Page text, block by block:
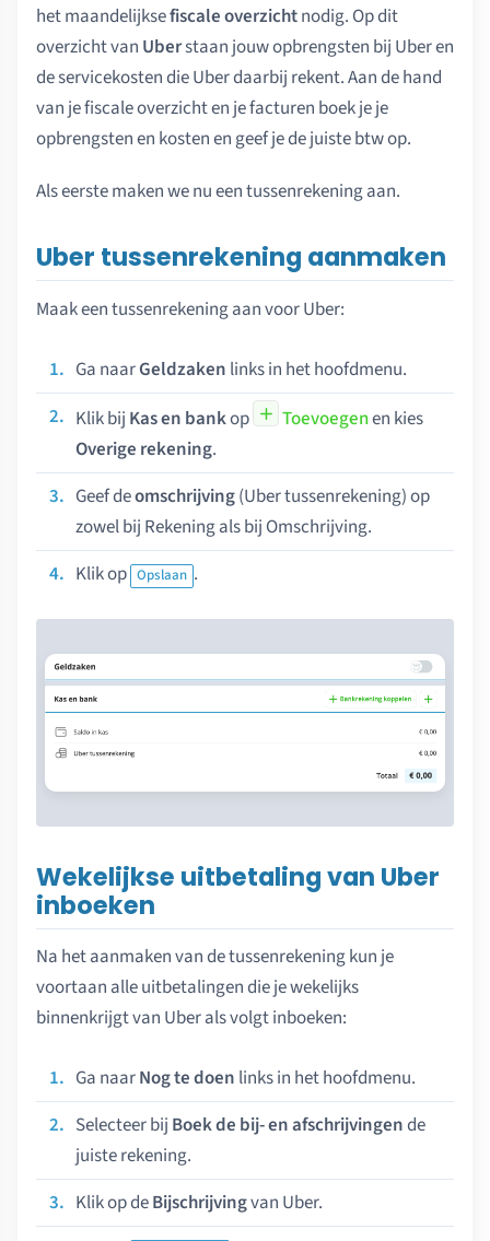
het maandelijksefiscale overzichtnodig. Op dit
overzicht van Uberstaan jouw opbrengsten bij Uber en
de servicekosten die Uber daarbij rekent. Aan de hand
van je fiscale overzicht en je facturen boek je je
opbrengsten en kosten en geef je de juiste btw op.
Als eerste maken we nu een tussenrekening aan.
Uber tussenrekening aanmaken
Maak een tussenrekening aan voor Uber:
Ga naarGeldzaken links in het hoofdmenu.
Klik bij Kas en bankop Toevoegenen kies
Overige rekening.
Geef deomschrijving(Uber tussenrekening) op
zowel bij Rekening als bij Omschrijving.
Klik op Opslaan .
Wekelijkse uitbetaling van Uber
inboeken
Na het aanmaken van de tussenrekening kun je
voortaan alle uitbetalingen die je wekelijks
binnenkrijgt van Uber als volgt inboeken:
Ga naarNog te doen links in het hoofdmenu.
Selecteer bij Boek de bij- en afschrijvingende
juiste rekening.
Klik op deBijschrijvingvan Uber.